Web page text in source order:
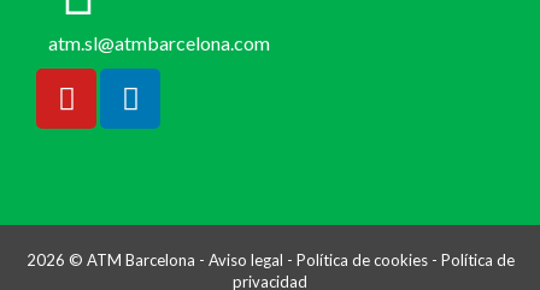
atm.sl@atmbarcelona.com
2026 © ATM Barcelona - Aviso legal - Política de cookies- Política de
privacidad